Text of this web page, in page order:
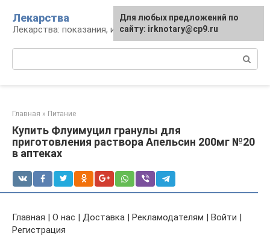
контенту
Лекарства
Лекарства: показания, инструкция, аналоги
Главная » Питание
Купить Флуимуцил гранулы для
приготовления раствора Апельсин 200мг №20
в аптеках
Главная | О нас | Доставка | Рекламодателям | Войти |
Регистрация
Для любых предложений по
сайту: irknotary@cp9.ru